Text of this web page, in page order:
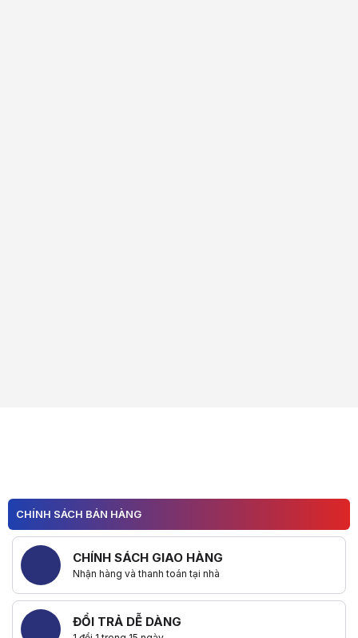
CHÍNH SÁCH BÁN HÀNG
CHÍNH SÁCH GIAO HÀNG
Nhận hàng và thanh toán tại nhà
ĐỔI TRẢ DỄ DÀNG